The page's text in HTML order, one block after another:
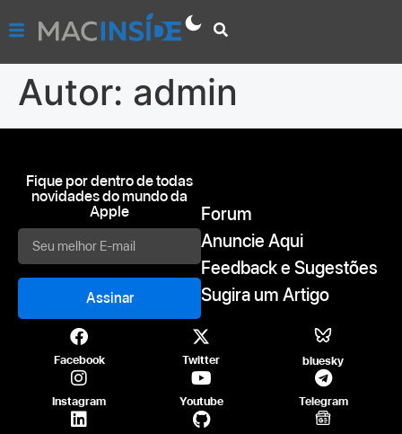
Autor: admin
Fique por dentro de todas
novidades do mundo da
Apple
Assinar
Forum
Anuncie Aqui
Feedback e Sugestões
Sugira um Artigo
Facebook Twitter bluesky
Instagram Youtube Telegram